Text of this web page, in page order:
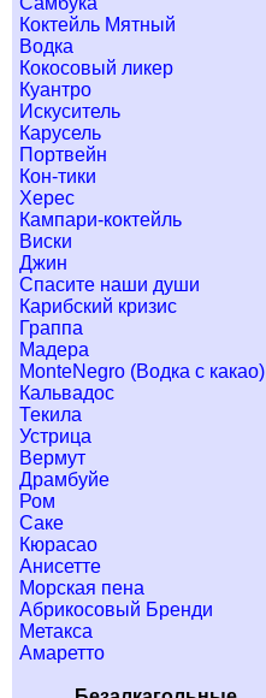
Коктейль Мятный
Водка
Кокосовый ликер
Куантро
Искуситель
Карусель
Портвейн
Кон-тики
Херес
Кампари-коктейль
Виски
Джин
Спасите наши души
Карибский кризис
Граппа
Мадера
MonteNegro (Водка с какао)
Кальвадос
Текила
Устрица
Вермут
Драмбуйе
Ром
Саке
Кюрасао
Анисетте
Морская пена
Абрикосовый Бренди
Метакса
Амаретто